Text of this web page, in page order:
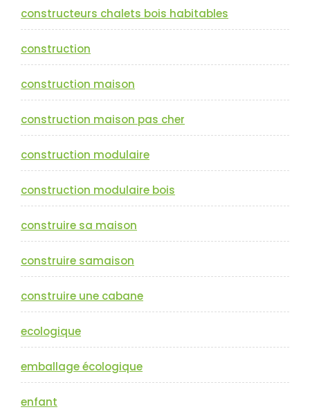
constructeurs chalets bois habitables
construction
construction maison
construction maison pas cher
construction modulaire
construction modulaire bois
construire sa maison
construire samaison
construire une cabane
ecologique
emballage écologique
enfant